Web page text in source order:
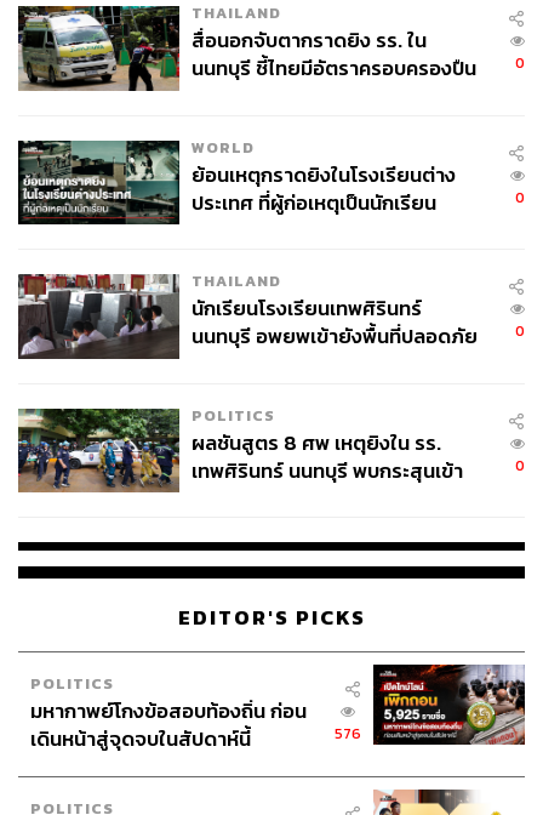
THAILAND
สื่อนอกจับตากราดยิง รร. ใน
นนทบุรี ชี้ไทยมีอัตราครอบครองปืน
0
WORLD
ย้อนเหตุกราดยิงในโรงเรียนต่าง
ประเทศ ที่ผู้ก่อเหตุเป็นนักเรียน
0
THAILAND
นักเรียนโรงเรียนเทพศิรินทร์
นนทบุรี อพยพเข้ายังพื้นที่ปลอดภัย
0
POLITICS
ผลชันสูตร 8 ศพ เหตุยิงใน รร.
เทพศิรินทร์ นนทบุรี พบกระสุนเข้า
0
EDITOR'S PICKS
POLITICS
มหากาพย์โกงข้อสอบท้องถิ่น ก่อน
เดินหน้าสู่จุดจบในสัปดาห์นี้
576
POLITICS